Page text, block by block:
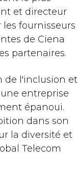
et directeur
fournisseurs
de Ciena
partenaires.
de l'inclusion et
entreprise
épanoui.
dans son
la diversité et
Telecom